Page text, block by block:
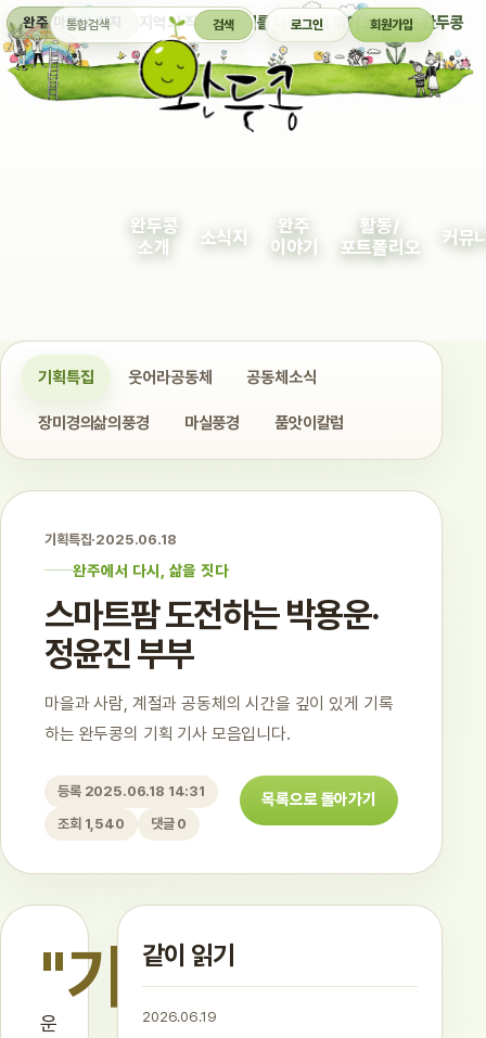
완주 마을 소식지 지역의 작은 이야기를 다정하게 엮어 보여주는 완두콩
통합검색 검색 로그인 회원가입
완두콩
소개
소식지
완주
이야기
활동/
포트폴리오
커뮤
기획특집 웃어라공동체 공동체소식
장미경의삶의풍경 마실풍경 품앗이칼럼
기획특집·2025.06.18
완주에서 다시, 삶을 짓다
스마트팜 도전하는 박용운·
정윤진 부부
마을과 사람, 계절과 공동체의 시간을 깊이 있게 기록
하는 완두콩의 기획 기사 모음입니다.
등록 2025.06.18 14:31
조회 1,540
댓글 0
목록으로 돌아가기
"기
운
같이 읽기
2026.06.19